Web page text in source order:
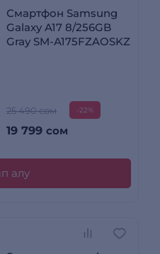
Смартфон Samsung
Galaxy A17 8/256GB
Gray SM-A175FZAOSKZ
25 490 сом -22%
19 799 сом
алу